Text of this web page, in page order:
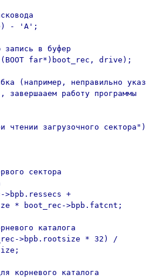
- 'A';
запись в буфер
far*)boot_rec, drive);
(например, неправильно
завершааем работу программы
чтении загрузочного
сектора
>bpb.ressecs +
* boot_rec->bpb.fatcnt;
каталога
>bpb.rootsize * 32) /
корневого каталога